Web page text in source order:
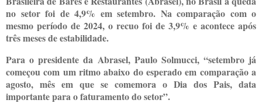
no setor foi de 4,9% em setembro. Na comparação com o
mesmo período de 2024, o recuo foi de 3,9% e acontece após
três meses de estabilidade.
Para o presidente da Abrasel, Paulo Solmucci, “setembro já
começou com um ritmo abaixo do esperado em comparação a
agosto, mês em que se comemora o Dia dos Pais, data
importante para o faturamento do setor”.